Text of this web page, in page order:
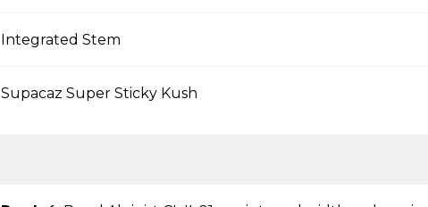
Integrated Stem
Supacaz Super Sticky Kush